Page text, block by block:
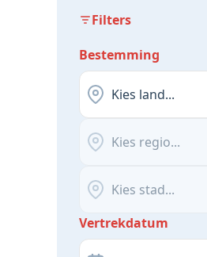
Filters
Bestemming
Kies land...
Kies regio...
Kies stad...
Vertrekdatum